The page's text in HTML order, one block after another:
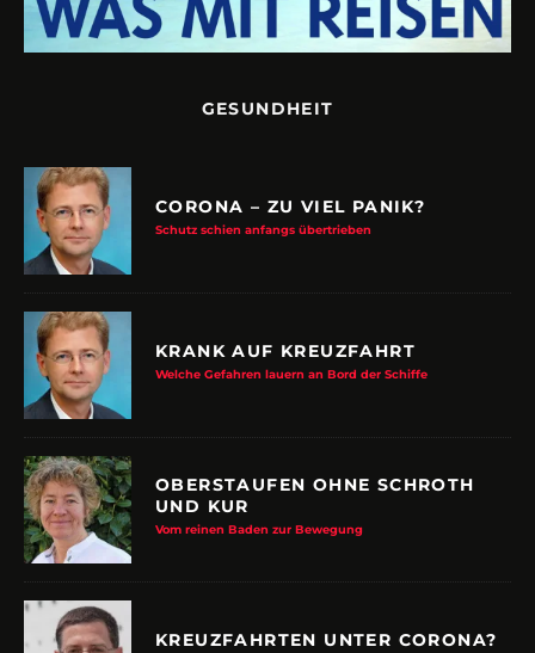
GESUNDHEIT
CORONA – ZU VIEL PANIK?
Schutz schien anfangs übertrieben
KRANK AUF KREUZFAHRT
Welche Gefahren lauern an Bord der Schiffe
OBERSTAUFEN OHNE SCHROTH
UND KUR
Vom reinen Baden zur Bewegung
KREUZFAHRTEN UNTER CORONA?